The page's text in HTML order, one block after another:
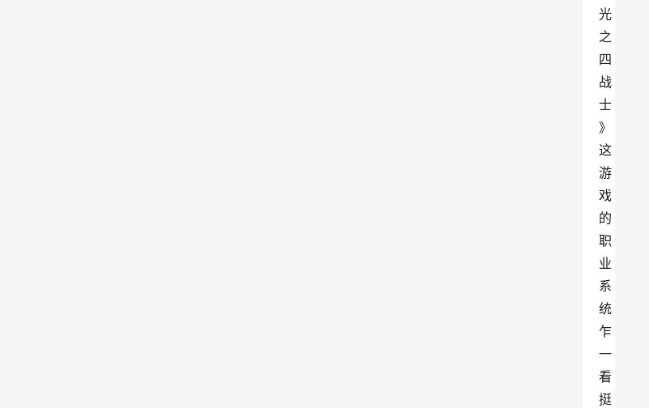
光
之
四
战
士
》
这
游
戏
的
职
业
系
统
乍
一
看
挺